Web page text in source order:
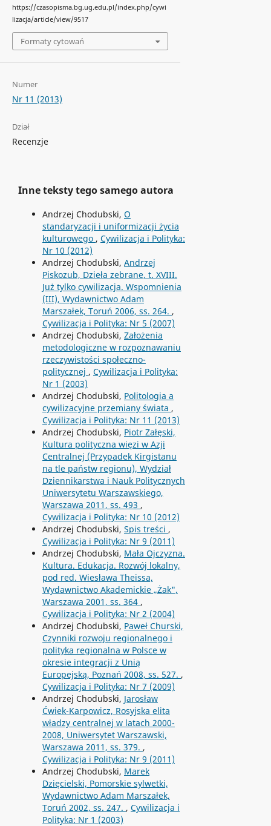
https://czasopisma.bg.ug.edu.pl/index.php/cywi
lizacja/article/view/9517
Formaty cytowań
Numer
Nr 11 (2013)
Dział
Recenzje
Inne teksty tego samego autora
Andrzej Chodubski, O
standaryzacji i uniformizacji życia
kulturowego , Cywilizacja i Polityka:
Nr 10 (2012)
Andrzej Chodubski, Andrzej
Piskozub, Dzieła zebrane, t. XVIII.
Już tylko cywilizacja. Wspomnienia
(III), Wydawnictwo Adam
Marszałek, Toruń 2006, ss. 264. ,
Cywilizacja i Polityka: Nr 5 (2007)
Andrzej Chodubski, Założenia
metodologiczne w rozpoznawaniu
rzeczywistości społeczno-
politycznej , Cywilizacja i Polityka:
Nr 1 (2003)
Andrzej Chodubski, Politologia a
cywilizacyjne przemiany świata ,
Cywilizacja i Polityka: Nr 11 (2013)
Andrzej Chodubski, Piotr Załęski,
Kultura polityczna więzi w Azji
Centralnej (Przypadek Kirgistanu
na tle państw regionu), Wydział
Dziennikarstwa i Nauk Politycznych
Uniwersytetu Warszawskiego,
Warszawa 2011, ss. 493 ,
Cywilizacja i Polityka: Nr 10 (2012)
Andrzej Chodubski, Spis treści ,
Cywilizacja i Polityka: Nr 9 (2011)
Andrzej Chodubski, Mała Ojczyzna.
Kultura. Edukacja. Rozwój lokalny,
pod red. Wiesława Theissa,
Wydawnictwo Akademickie „Żak",
Warszawa 2001, ss. 364 ,
Cywilizacja i Polityka: Nr 2 (2004)
Andrzej Chodubski, Paweł Churski,
Czynniki rozwoju regionalnego i
polityka regionalna w Polsce w
okresie integracji z Unią
Europejską, Poznań 2008, ss. 527. ,
Cywilizacja i Polityka: Nr 7 (2009)
Andrzej Chodubski, Jarosław
Ćwiek-Karpowicz, Rosyjska elita
władzy centralnej w latach 2000-
2008, Uniwersytet Warszawski,
Warszawa 2011, ss. 379. ,
Cywilizacja i Polityka: Nr 9 (2011)
Andrzej Chodubski, Marek
Dzięcielski, Pomorskie sylwetki,
Wydawnictwo Adam Marszałek,
Toruń 2002, ss. 247. , Cywilizacja i
Polityka: Nr 1 (2003)